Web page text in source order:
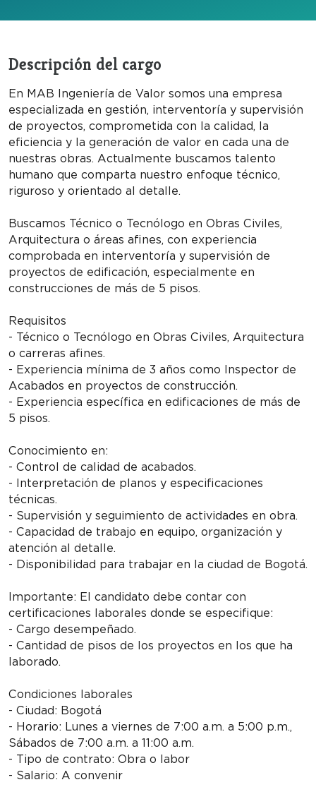
Descripción del cargo
En MAB Ingeniería de Valor somos una empresa
especializada en gestión, interventoría y supervisión
de proyectos, comprometida con la calidad, la
eficiencia y la generación de valor en cada una de
nuestras obras. Actualmente buscamos talento
humano que comparta nuestro enfoque técnico,
riguroso y orientado al detalle.
Buscamos Técnico o Tecnólogo en Obras Civiles,
Arquitectura o áreas afines, con experiencia
comprobada en interventoría y supervisión de
proyectos de edificación, especialmente en
construcciones de más de 5 pisos.
Requisitos
- Técnico o Tecnólogo en Obras Civiles, Arquitectura
o carreras afines.
- Experiencia mínima de 3 años como Inspector de
Acabados en proyectos de construcción.
- Experiencia específica en edificaciones de más de
5 pisos.
Conocimiento en:
- Control de calidad de acabados.
- Interpretación de planos y especificaciones
técnicas.
- Supervisión y seguimiento de actividades en obra.
- Capacidad de trabajo en equipo, organización y
atención al detalle.
- Disponibilidad para trabajar en la ciudad de Bogotá.
Importante: El candidato debe contar con
certificaciones laborales donde se especifique:
- Cargo desempeñado.
- Cantidad de pisos de los proyectos en los que ha
laborado.
Condiciones laborales
- Ciudad: Bogotá
- Horario: Lunes a viernes de 7:00 a.m. a 5:00 p.m.,
Sábados de 7:00 a.m. a 11:00 a.m.
- Tipo de contrato: Obra o labor
- Salario: A convenir